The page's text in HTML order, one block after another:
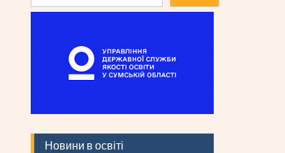
Новини в освіті